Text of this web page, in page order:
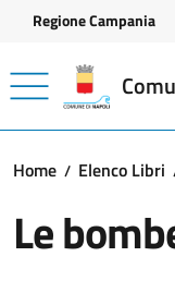
Vai ai contenuti
Vai al footer
Regione Campania
Home Elenco Libri
Le